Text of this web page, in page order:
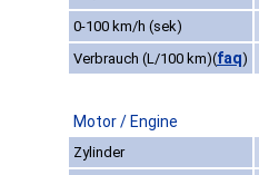
0-100 km/h (sek)
Verbrauch (L/100 km)(faq)
Motor / Engine
Zylinder